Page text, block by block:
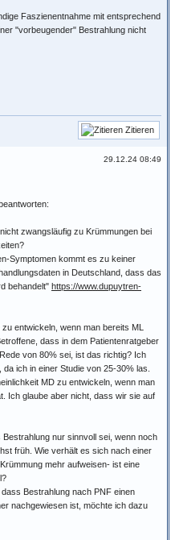
Faszienentnahme mit entsprechend
"vorbeugender" Bestrahlung nicht
Zitieren
29.12.24 08:49
zwangsläufig zu Krümmungen bei
Symptomen kommt es zu keiner
in Deutschland, dass das
behandelt" https://www.dupuytren-
entwickeln, wenn man bereits ML
dass in dem Patientenratgeber
von 80% sei, ist das richtig? Ich
ich in einer Studie von 25-30% las.
MD zu entwickeln, wenn man
Ich glaube aber nicht, dass wir sie auf
nur sinnvoll sei, wenn noch
früh. Wie verhält es sich nach einer
mehr aufweisen- ist eine
Bestrahlung nach PNF einen
nachgewiesen ist, möchte ich dazu